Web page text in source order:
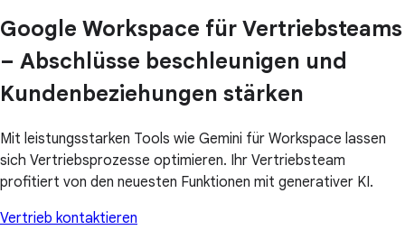
Google Workspace für Vertriebsteams
– Abschlüsse beschleunigen und
Kundenbeziehungen stärken
Mit leistungsstarken Tools wie Gemini für Workspace lassen
sich Vertriebsprozesse optimieren. Ihr Vertriebsteam
profitiert von den neuesten Funktionen mit generativer KI.
Vertrieb kontaktieren